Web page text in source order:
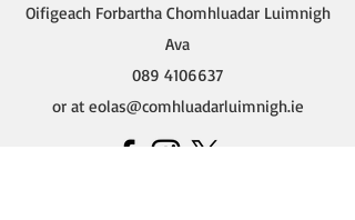
Oifigeach Forbartha Chomhluadar Luimnigh
Ava
089 4106637
or at eolas@comhluadarluimnigh.ie